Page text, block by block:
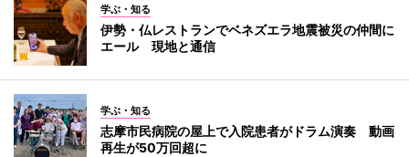
学ぶ・知る
伊勢・仏レストランでベネズエラ地震被災の仲間に
エール 現地と通信
学ぶ・知る
志摩市民病院の屋上で入院患者がドラム演奏 動画
再生が50万回超に